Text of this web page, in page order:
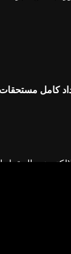
كامل مستحقات
الحقول